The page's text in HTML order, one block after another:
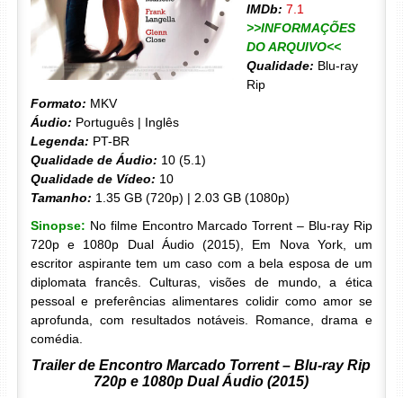
IMDb: 7.1
>>INFORMAÇÕES
DO ARQUIVO<<
Qualidade: Blu-ray
Rip
Formato: MKV
Áudio: Português | Inglês
Legenda: PT-BR
Qualidade de Áudio: 10 (5.1)
Qualidade de Vídeo: 10
Tamanho: 1.35 GB (720p) | 2.03 GB (1080p)
Sinopse: No filme Encontro Marcado Torrent – Blu-ray Rip
720p e 1080p Dual Áudio (2015), Em Nova York, um
escritor aspirante tem um caso com a bela esposa de um
diplomata francês. Culturas, visões de mundo, a ética
pessoal e preferências alimentares colidir como amor se
aprofunda, com resultados notáveis. Romance, drama e
comédia.
Trailer de Encontro Marcado Torrent – Blu-ray Rip
720p e 1080p Dual Áudio (2015)